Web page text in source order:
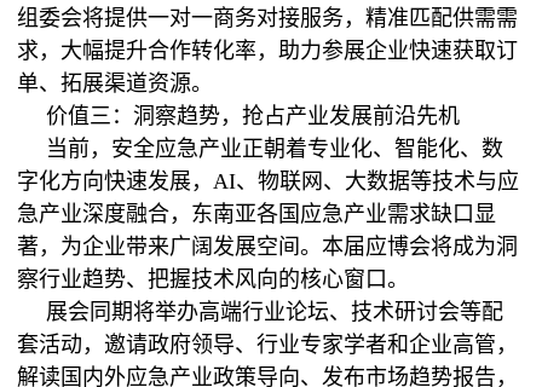
组委会将提供一对一商务对接服务，精准匹配供需需
求，大幅提升合作转化率，助力参展企业快速获取订
单、拓展渠道资源。
价值三：洞察趋势，抢占产业发展前沿先机
当前，安全应急产业正朝着专业化、智能化、数
字化方向快速发展，AI、物联网、大数据等技术与应
急产业深度融合，东南亚各国应急产业需求缺口显
著，为企业带来广阔发展空间。本届应博会将成为洞
察行业趋势、把握技术风向的核心窗口。
展会同期将举办高端行业论坛、技术研讨会等配
套活动，邀请政府领导、行业专家学者和企业高管，
解读国内外应急产业政策导向、发布市场趋势报告，